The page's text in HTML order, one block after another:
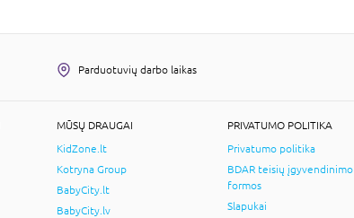
Parduotuvių darbo laikas
MŪSŲ DRAUGAI
KidZone.lt
Kotryna Group
BabyCity.lt
BabyCity.lv
PRIVATUMO POLITIKA
Privatumo politika
BDAR teisių įgyvendinimo
formos
Slapukai